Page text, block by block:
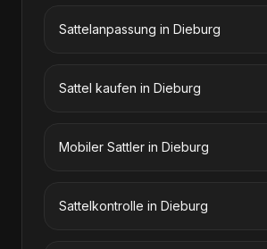
Sattelanpassung in Dieburg
Sattel kaufen in Dieburg
Mobiler Sattler in Dieburg
Sattelkontrolle in Dieburg